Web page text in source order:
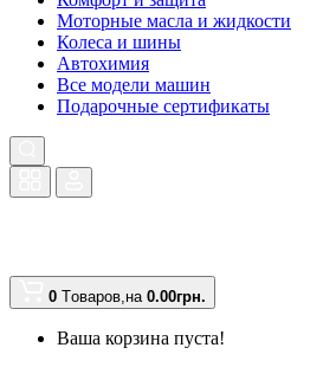
Моторные масла и жидкости
Колеса и шины
Автохимия
Все модели машин
Подарочные сертификаты
0 Tоваров,на 0.00грн.
Ваша корзина пуста!